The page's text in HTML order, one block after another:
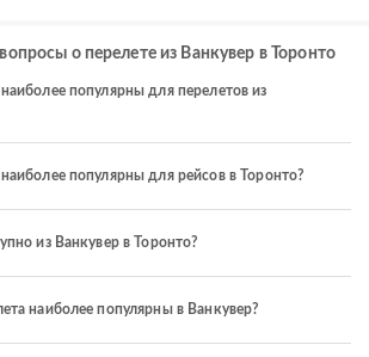
о перелете из Ванкувер в Торонто
популярны для перелетов из
популярны для рейсов в Торонто?
из Ванкувер в Торонто?
наиболее популярны в Ванкувер?